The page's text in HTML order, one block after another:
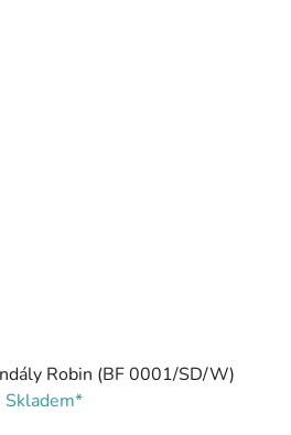
Robin (BF 0001/SD/W)
Skladem*